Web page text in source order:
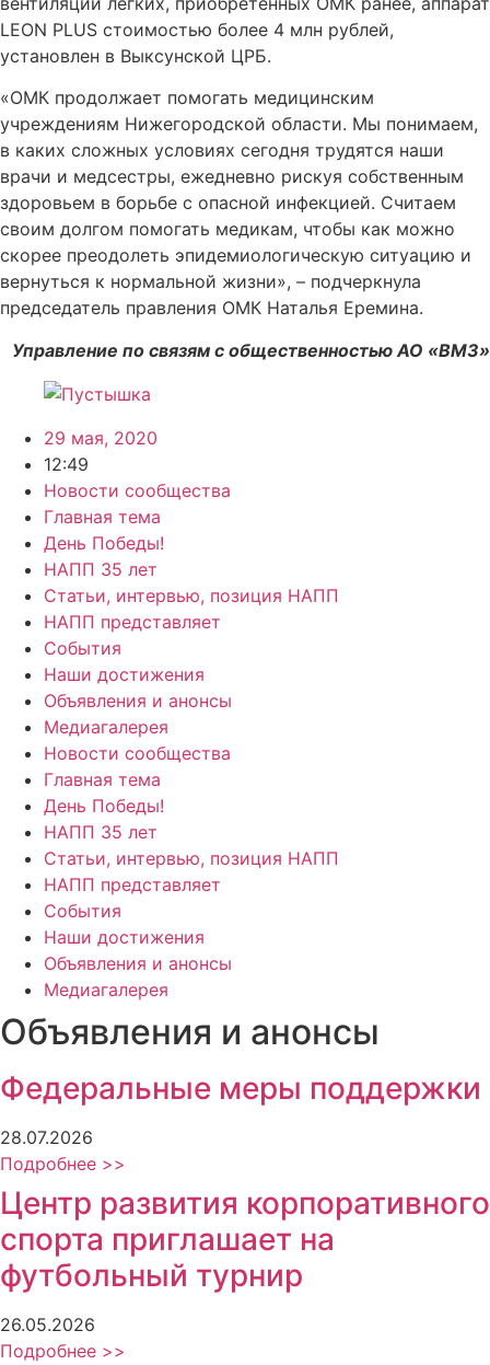
LEON PLUS стоимостью более 4 млн рублей,
установлен в Выксунской ЦРБ.
«ОМК продолжает помогать медицинским
учреждениям Нижегородской области. Мы понимаем,
в каких сложных условиях сегодня трудятся наши
врачи и медсестры, ежедневно рискуя собственным
здоровьем в борьбе с опасной инфекцией. Считаем
своим долгом помогать медикам, чтобы как можно
скорее преодолеть эпидемиологическую ситуацию и
вернуться к нормальной жизни», – подчеркнула
председатель правления ОМК Наталья Еремина.
Управление по связям с общественностью АО «ВМЗ»
29 мая, 2020
12:49
Новости сообщества
Главная тема
День Победы!
НАПП 35 лет
Статьи, интервью, позиция НАПП
НАПП представляет
События
Наши достижения
Объявления и анонсы
Медиагалерея
Новости сообщества
Главная тема
День Победы!
НАПП 35 лет
Статьи, интервью, позиция НАПП
НАПП представляет
События
Наши достижения
Объявления и анонсы
Медиагалерея
Объявления и анонсы
Федеральные меры поддержки
28.07.2026
Подробнее >>
Центр развития корпоративного
спорта приглашает на
футбольный турнир
26.05.2026
Подробнее >>